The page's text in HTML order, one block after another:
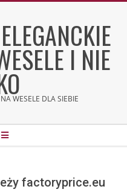
I NIE
WESELE DLA SIEBIE
factoryprice.eu